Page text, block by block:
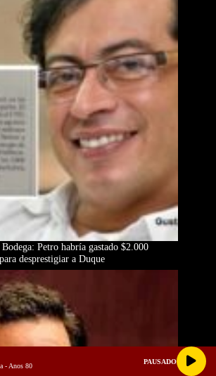
Petro habría gastado $2.000
desprestigiar a Duque
- Anos 80
PAUSADO